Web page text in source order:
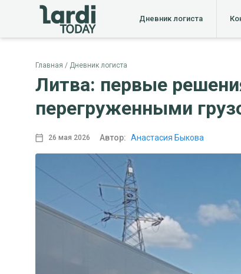
Дневник логиста
Главная Дневник логиста
Литва: первые
перегруженными
26 мая 2026 Автор: Анастасия Быкова